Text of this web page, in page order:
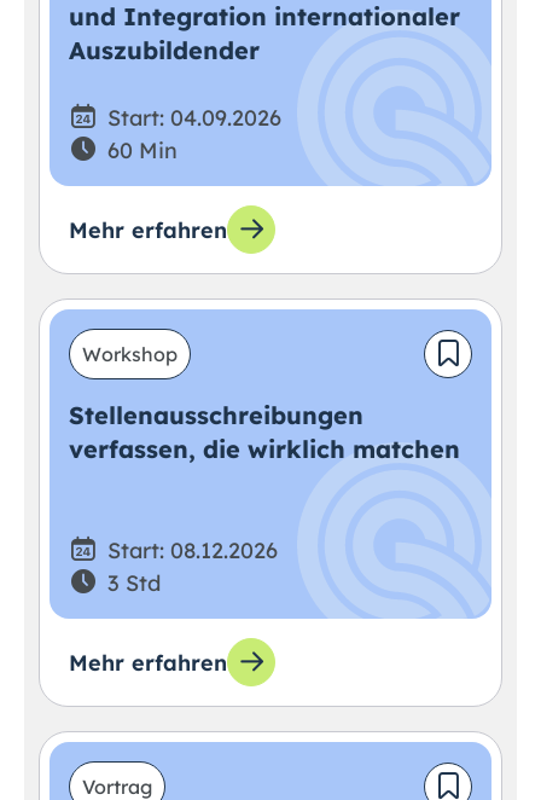
und Integration internationaler
Auszubildender
Start: 04.09.2026
60 Min
Mehr erfahren
Workshop
Stellenausschreibungen
verfassen, die wirklich matchen
Start: 08.12.2026
3 Std
Mehr erfahren
Vortrag